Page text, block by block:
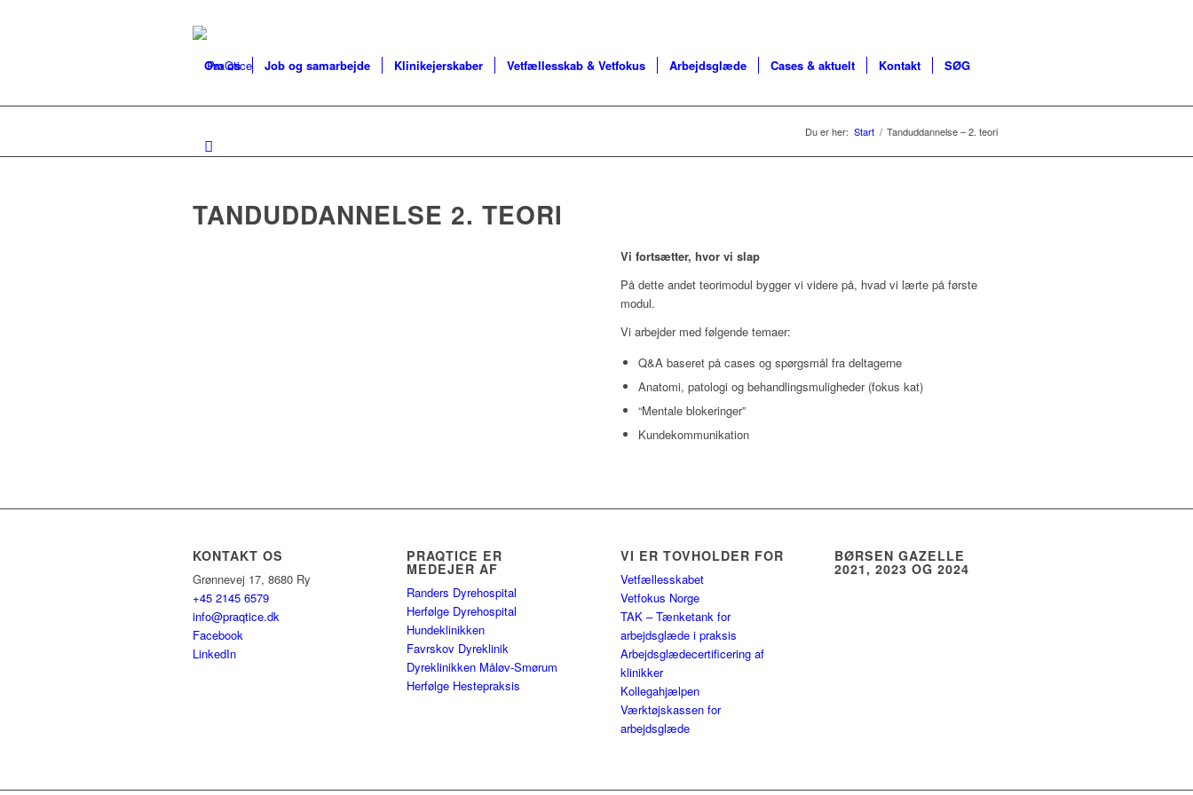
Om os Job og samarbejde Klinikejerskaber Vetfællesskab & Vetfokus Arbejdsglæde Cases & aktuelt Kontakt SØG
Du er her: Start / Tanduddannelse – 2. teori
TANDUDDANNELSE 2. TEORI
Vi fortsætter, hvor vi slap
På dette andet teorimodul bygger vi videre på, hvad vi lærte på første
modul.
Vi arbejder med følgende temaer:
Q&A baseret på cases og spørgsmål fra deltagerne
Anatomi, patologi og behandlingsmuligheder (fokus kat)
“Mentale blokeringer”
Kundekommunikation
KONTAKT OS
Grønnevej 17, 8680 Ry
+45 2145 6579
info@praqtice.dk
Facebook
LinkedIn
PRAQTICE ER
MEDEJER AF
Randers Dyrehospital
Herfølge Dyrehospital
Hundeklinikken
Favrskov Dyreklinik
Dyreklinikken Måløv-Smørum
Herfølge Hestepraksis
VI ER TOVHOLDER FOR
Vetfællesskabet
Vetfokus Norge
TAK – Tænketank for
arbejdsglæde i praksis
Arbejdsglædecertificering af
klinikker
Kollegahjælpen
Værktøjskassen for
arbejdsglæde
BØRSEN GAZELLE
2021, 2023 OG 2024